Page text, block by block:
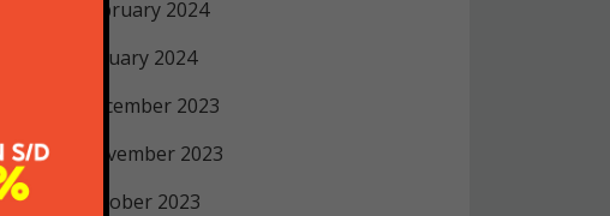
February 2024
January 2024
December 2023
November 2023
October 2023